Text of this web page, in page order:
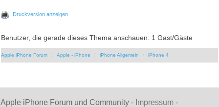
Druckversion anzeigen
Benutzer, die gerade dieses Thema anschauen: 1 Gast/Gäste
Apple iPhone Forum Apple - iPhone iPhone Allgemein iPhone 4
Apple iPhone Forum und Community - Impressum -